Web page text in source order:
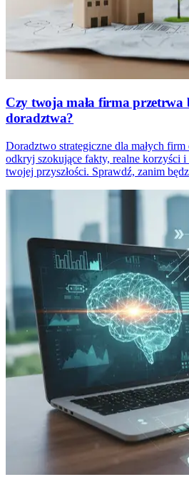
Czy twoja mała firma przetrwa
doradztwa?
Doradztwo strategiczne dla małych firm
odkryj szokujące fakty, realne korzyści
twojej przyszłości. Sprawdź, zanim